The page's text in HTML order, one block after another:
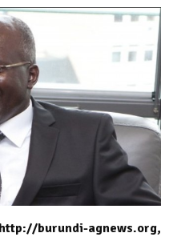
burundi-agnews.org,